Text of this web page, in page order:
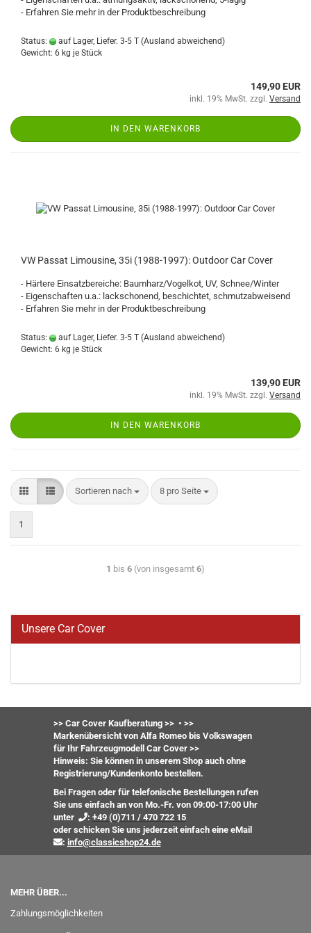
- Erfahren Sie mehr in der Produktbeschreibung
Status: auf Lager, Liefer. 3-5 T (Ausland abweichend)
Gewicht: 6 kg je Stück
149,90 EUR
inkl. 19% MwSt. zzgl. Versand
IN DEN WARENKORB
VW Passat Limousine, 35i (1988-1997): Outdoor Car Cover
- Härtere Einsatzbereiche: Baumharz/Vogelkot, UV, Schnee/Winter
- Eigenschaften u.a.: lackschonend, beschichtet, schmutzabweisend
- Erfahren Sie mehr in der Produktbeschreibung
Status: auf Lager, Liefer. 3-5 T (Ausland abweichend)
Gewicht: 6 kg je Stück
139,90 EUR
inkl. 19% MwSt. zzgl. Versand
IN DEN WARENKORB
Sortieren nach 8 pro Seite
1
1 bis 6 (von insgesamt 6)
Unsere Car Cover
>> Car Cover Kaufberatung >> • >>
Markenübersicht von Alfa Romeo bis Volkswagen
für Ihr Fahrzeugmodell Car Cover >>
Hinweis: Sie können in unserem Shop auch ohne
Registrierung/Kundenkonto bestellen.
Bei Fragen oder für telefonische Bestellungen rufen
Sie uns einfach an von Mo.-Fr. von 09:00-17:00 Uhr
unter
: +49 (0)711 / 470 722 15
oderschicken Sie uns jederzeit einfach eine eMail
: info@classicshop24.de
MEHR ÜBER...
Zahlungsmöglichkeiten